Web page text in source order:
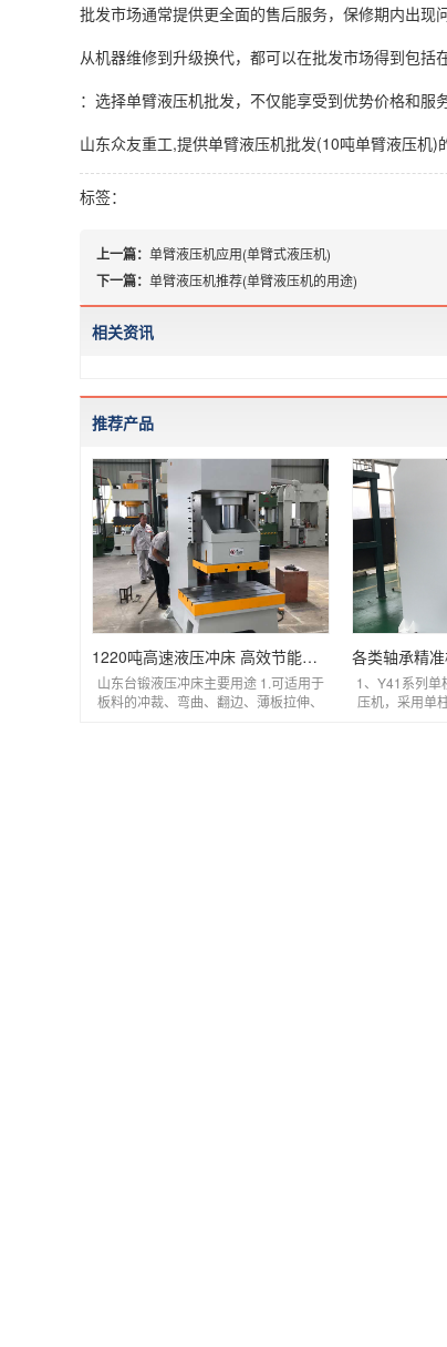
批发市场通常提供更全面的售后服务，保修期内出现
从机器维修到升级换代，都可以在批发市场得到包括
：选择单臂液压机批发，不仅能享受到优势价格和服
山东众友重工,提供单臂液压机批发(10吨单臂液压机)
标签：
上一篇： 单臂液压机应用(单臂式液压机)
下一篇： 单臂液压机推荐(单臂液压机的用途)
相关资讯
推荐产品
1220吨高速液压冲床 高效节能数控伺服冲孔液压机
山东台锻液压冲床主要用途 1.可适用于
板料的冲裁、弯曲、翻边、薄板拉伸、
1、Y41系列单
压机，采用单